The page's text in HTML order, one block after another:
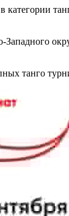
категории
танго